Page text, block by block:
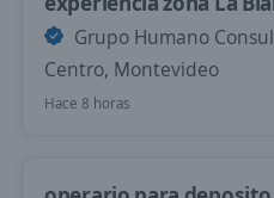
Grupo Humano
Centro, Montevideo
Hace 8 horas